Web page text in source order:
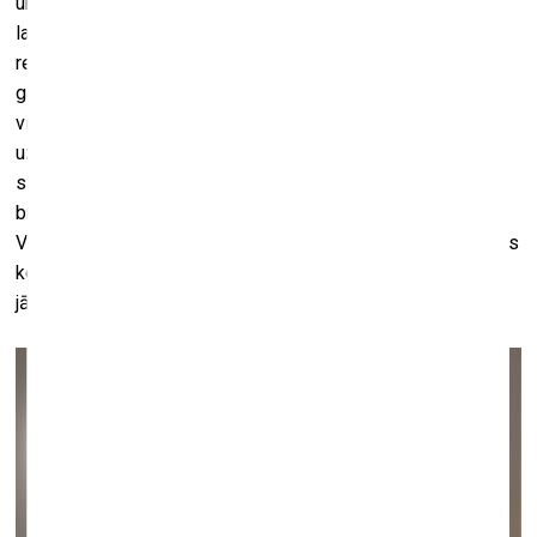
laicīgās varas pārstāvjiem, un arī vēlāk, kad Industriālā
revolūcija bija transformējusi cilvēku dzīvi gan tehnoloģiju,
gan Eiropas ekonomisko struktūru ziņā, radot turīgu
vidusšķiru. Vidusšķirai ļoti strauji pieauga ienākumi un
uzradās lieka nauda, tā pirmo reizi ļaujot šiem cilvēkiem ar
savu kapitālu ienākt mākslas tirgū. Es ticu, ka tas ir
brīnišķīgi, ja labs mākslas darbs nonāk arī privātās rokās.
Vai nu kā viens atsevišķs objekts, vai kā daļa no ambiciozas
kolekcijas. Taču cilvēkam, kuram pieder mākslas darbs, ir
jāapzinās, ka tā ir arī atbildība.